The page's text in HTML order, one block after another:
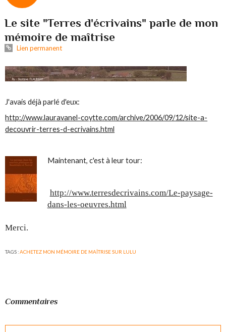
Le site "Terres d'écrivains" parle de mon
mémoire de maîtrise
Lien permanent
J'avais déjà parlé d'eux:
http://www.lauravanel-coytte.com/archive/2006/09/12/site-a-
decouvrir-terres-d-ecrivains.html
Maintenant, c'est à leur tour:
http://www.terresdecrivains.com/Le-paysage-
dans-les-oeuvres.html
Merci.
TAGS :ACHETEZ MON MÉMOIRE DE MAÎTRISE SUR LULU
Commentaires